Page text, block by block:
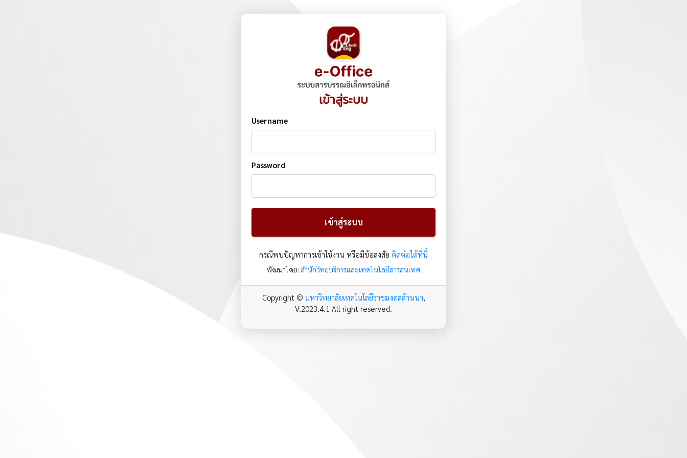
เข้าสู่ระบบ
Username
Password
เข้าสู่ระบบ
กรณีพบปัญหาการเข้าใช้งาน หรือมีข้อสงสัย ติดต่อได้ที่นี่
พัฒนาโดย: สำนักวิทยบริการและเทคโนโลยีสารสนเทศ
Copyright © มหาวิทยาลัยเทคโนโลยีราชมงคลล้านนา
V.2023.4.1 All right reserved.